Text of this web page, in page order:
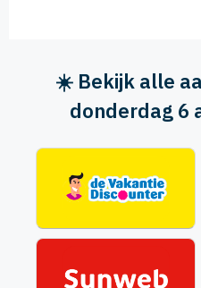
☀️ Bekijk alle
donderdag 6